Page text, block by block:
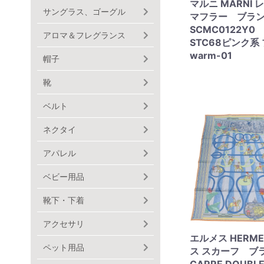
サングラス、ゴーグル
アロマ＆フレグランス
帽子
靴
ベルト
ネクタイ
アパレル
ベビー用品
靴下・下着
アクセサリ
ペット用品
マルニ MARNI
マフラー ブラ
STC68ピンク
warm-01
エルメス
ス スカーフ ブ